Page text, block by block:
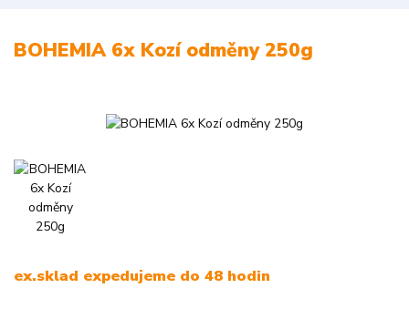
BOHEMIA 6x Kozí odměny 250g
ex.sklad expedujeme do 48 hodin